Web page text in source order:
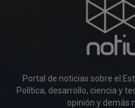
Portal de noticias sobre el
Política, desarrollo, ciencia y
opinión y demás